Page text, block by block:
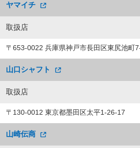
ヤマイチ
取扱店
〒653-0022 兵庫県神戸市長田区東尻池町
山口シャフト
取扱店
〒130-0012 東京都墨田区太平1-26-17
山崎伝商